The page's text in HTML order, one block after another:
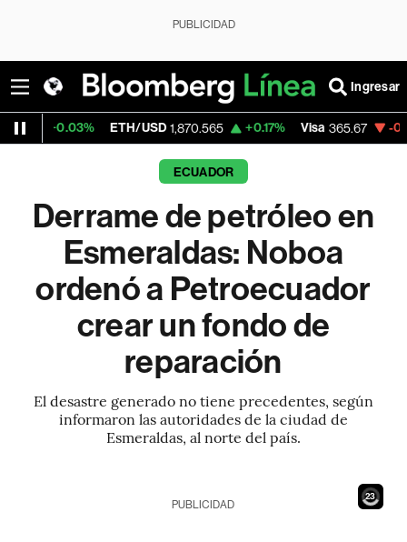
PUBLICIDAD
Ingresar
ETH/USD 1,870.565 +0.17% Visa 365.67 -0.13%
ECUADOR
Derrame de petróleo en
Esmeraldas: Noboa
ordenó a Petroecuador
crear un fondo de
reparación
El desastre generado no tiene precedentes, según
informaron las autoridades de la ciudad de
Esmeraldas, al norte del país.
21
PUBLICIDAD